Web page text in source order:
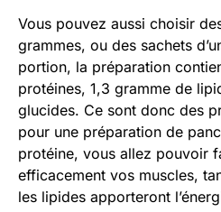
Vous pouvez aussi choisir
grammes, ou des sachets
portion, la préparation
protéines, 1,3 gramme de
glucides. Ce sont donc des
pour une préparation de
protéine, vous allez pouvoir
efficacement vos muscles,
les lipides apporteront